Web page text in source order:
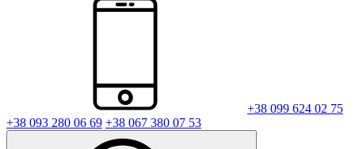
+38 099 624 02 75
+38 093 280 06 69 +38 067 380 07 53